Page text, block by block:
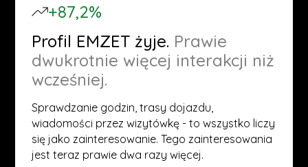
+87,2%
Profil EMZET żyje. Prawie
dwukrotnie więcej interakcji niż
wcześniej.
Sprawdzanie godzin, trasy dojazdu,
wiadomości przez wizytówkę - to wszystko liczy
się jako zainteresowanie. Tego zainteresowania
jest teraz prawie dwa razy więcej.